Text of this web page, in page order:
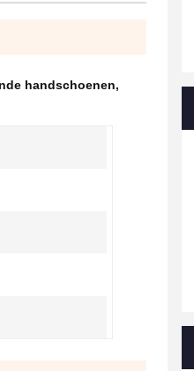
handschoenen,